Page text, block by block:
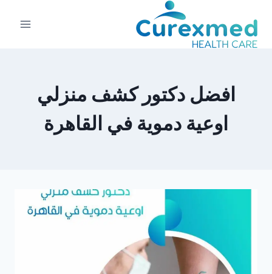
المحتوى
افضل دكتور كشف منزلي
اوعية دموية في القاهرة